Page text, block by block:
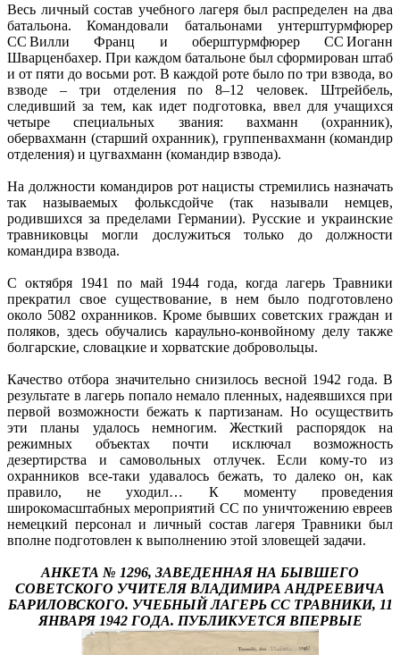
Весь личный состав учебного лагеря был распределен на два
батальона. Командовали батальонами унтерштурмфюрер
СС Вилли Франц и оберштурмфюрер СС Иоганн
Шварценбахер. При каждом батальоне был сформирован штаб
и от пяти до восьми рот. В каждой роте было по три взвода, во
взводе – три отделения по 8–12 человек. Штрейбель,
следивший за тем, как идет подготовка, ввел для учащихся
четыре специальных звания: вахманн (охранник),
обервахманн (старший охранник), группенвахманн (командир
отделения) и цугвахманн (командир взвода).
На должности командиров рот нацисты стремились назначать
так называемых фольксдойче (так называли немцев,
родившихся за пределами Германии). Русские и украинские
травниковцы могли дослужиться только до должности
командира взвода.
С октября 1941 по май 1944 года, когда лагерь Травники
прекратил свое существование, в нем было подготовлено
около 5082 охранников. Кроме бывших советских граждан и
поляков, здесь обучались караульно-конвойному делу также
болгарские, словацкие и хорватские добровольцы.
Качество отбора значительно снизилось весной 1942 года. В
результате в лагерь попало немало пленных, надеявшихся при
первой возможности бежать к партизанам. Но осуществить
эти планы удалось немногим. Жесткий распорядок на
режимных объектах почти исключал возможность
дезертирства и самовольных отлучек. Если кому-то из
охранников все-таки удавалось бежать, то далеко он, как
правило, не уходил… К моменту проведения
широкомасштабных мероприятий СС по уничтожению евреев
немецкий персонал и личный состав лагеря Травники был
вполне подготовлен к выполнению этой зловещей задачи.
АНКЕТА № 1296, ЗАВЕДЕННАЯ НА БЫВШЕГО
СОВЕТСКОГО УЧИТЕЛЯ ВЛАДИМИРА АНДРЕЕВИЧА
БАРИЛОВСКОГО. УЧЕБНЫЙ ЛАГЕРЬ СС ТРАВНИКИ, 11
ЯНВАРЯ 1942 ГОДА. ПУБЛИКУЕТСЯ ВПЕРВЫЕ